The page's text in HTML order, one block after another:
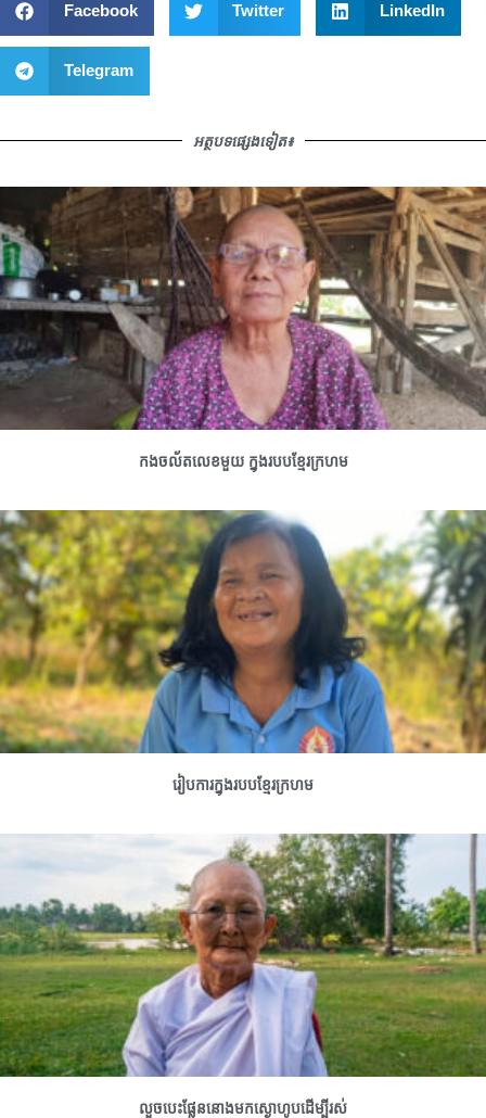
Facebook Twitter LinkedIn
Telegram
អត្ថបទផ្សេងទៀត៖
កងចល័តលេខមួយ ក្នុងរបបខ្មែរក្រហម
រៀបការក្នុងរបបខ្មែរក្រហម
លួចបេះផ្លែននោងមកស្ងោហូបដើម្បីរស់